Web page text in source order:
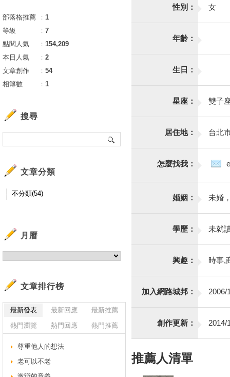
性別： 女
年齡：
生日：
星座： 雙子
居住地： 台北
怎麼找我：
婚姻： 未婚
學歷： 未就
興趣： 時事,
加入網路城邦： 2006/
創作更新： 2014/
推薦人清單
部落格推薦 ： 1
等級
： 7
點閱人氣
： 154,209
本日人氣
： 2
文章創作
： 54
相簿數
： 1
搜尋
文章分類
不分類(54)
月曆
文章排行榜
最新發表 最新回應
最新推薦
熱門瀏覽
熱門回應 熱門推薦
尊重他人的想法
老可以不老